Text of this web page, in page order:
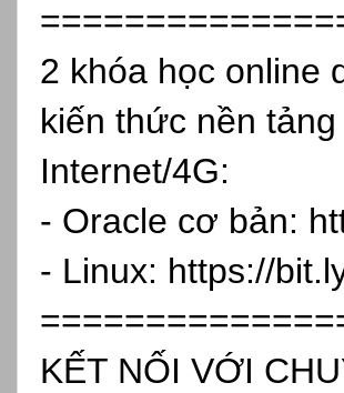
2 khóa học online
kiến thức nền
Internet/4G:
- Oracle cơ bản:
- Linux: https://
KẾT NỐI VỚI